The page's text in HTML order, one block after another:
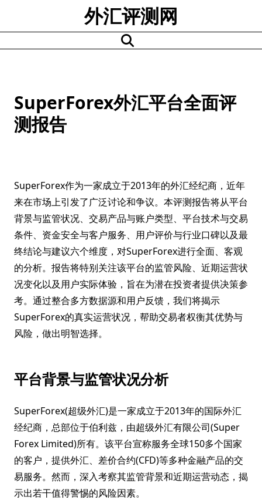
content
外汇评测网
SuperForex外汇平台全面评
测报告
SuperForex作为一家成立于2013年的外汇经纪商，近年
来在市场上引发了广泛讨论和争议。本评测报告将从平台
背景与监管状况、交易产品与账户类型、平台技术与交易
条件、资金安全与客户服务、用户评价与行业口碑以及最
终结论与建议六个维度，对SuperForex进行全面、客观
的分析。报告将特别关注该平台的监管风险、近期运营状
况变化以及用户实际体验，旨在为潜在投资者提供决策参
考。通过整合多方数据源和用户反馈，我们将揭示
SuperForex的真实运营状况，帮助交易者权衡其优势与
风险，做出明智选择。
平台背景与监管状况分析
SuperForex(超级外汇)是一家成立于2013年的国际外汇
经纪商，总部位于伯利兹，由超级外汇有限公司(Super
Forex Limited)所有。该平台宣称服务全球150多个国家
的客户，提供外汇、差价合约(CFD)等多种金融产品的交
易服务。然而，深入考察其监管背景和近期运营动态，揭
示出若干值得警惕的风险因素。